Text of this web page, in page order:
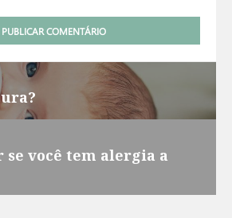
se você tem alergia a